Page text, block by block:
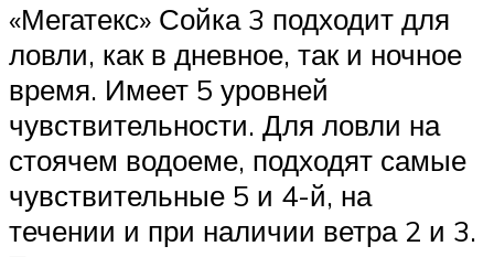
«Мегатекс» Сойка 3 подходит для
ловли, как в дневное, так и ночное
время. Имеет 5 уровней
чувствительности. Для ловли на
стоячем водоеме, подходят самые
чувствительные 5 и 4-й, на
течении и при наличии ветра 2 и 3.